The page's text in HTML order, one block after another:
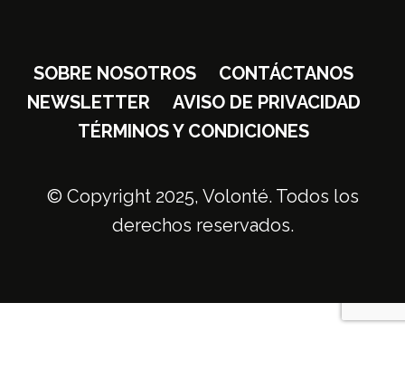
SOBRE NOSOTROS
CONTÁCTANOS
NEWSLETTER
AVISO DE PRIVACIDAD
TÉRMINOS Y CONDICIONES
© Copyright 2025, Volonté. Todos los
derechos reservados.